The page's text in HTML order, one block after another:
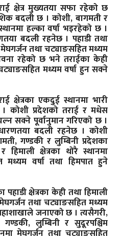
क्षेत्र मुख्यतया सफा रहेको छ
बदली छ । कोशी, बागमती र
हल्का वर्षा भइरहेको छ ।
बदली रहनेछ । पहाडी तथा
मेघगर्जन तथा चट्याङसहित मध्यम
रहेको छ भने तराईका केही
मध्यम वर्षा हुन सक्ने
क्षेत्रका एकदुई स्थानमा भारी
। कोशी प्रदेशको तराई र मधेस
सक्ने पूर्वानुमान गरिएको छ ।
बदली रहनेछ । कोशी
गण्डकी र लुम्बिनी प्रदेशका
हिमाली क्षेत्रका थोरै स्थानमा
मध्यम वर्षा तथा हिमपात हुने
क्षेत्रका केही तथा हिमाली
तथा चट्याङसहित मध्यम
जनाएको छ । त्यसैगरी,
लुम्बिनी र सुदूरपश्चिम